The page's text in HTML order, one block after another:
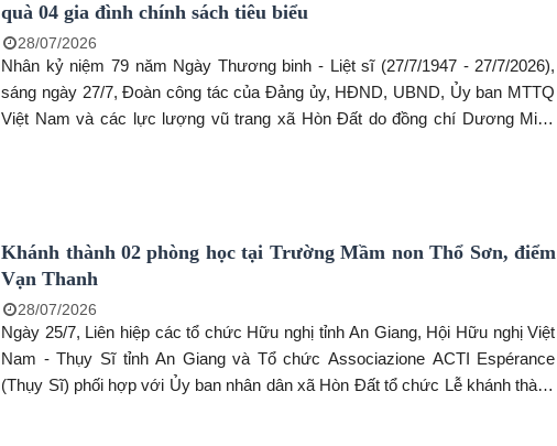
quà 04 gia đình chính sách tiêu biểu
28/07/2026
Nhân kỷ niệm 79 năm Ngày Thương binh - Liệt sĩ (27/7/1947 - 27/7/2026),
sáng ngày 27/7, Đoàn công tác của Đảng ủy, HĐND, UBND, Ủy ban MTTQ
Việt Nam và các lực lượng vũ trang xã Hòn Đất do đồng chí Dương Minh
Khánh thành 02 phòng học tại Trường Mầm non Thổ Sơn, điểm
Vạn Thanh
28/07/2026
Ngày 25/7, Liên hiệp các tổ chức Hữu nghị tỉnh An Giang, Hội Hữu nghị Việt
Nam - Thụy Sĩ tỉnh An Giang và Tổ chức Associazione ACTI Espérance
(Thụy Sĩ) phối hợp với Ủy ban nhân dân xã Hòn Đất tổ chức Lễ khánh thành